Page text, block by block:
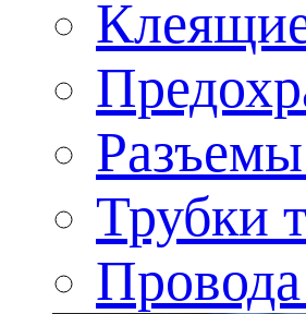
Трубки